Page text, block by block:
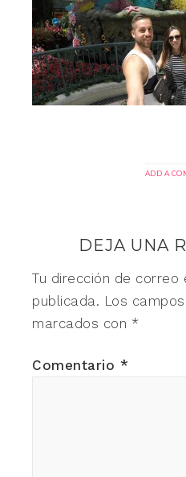
ADD A
DEJA UNA
Tu dirección de
publicada. Los
marcados con *
Comentario *